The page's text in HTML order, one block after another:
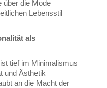
über die Mode
Lebensstil
als
tief im Minimalismus
und Ästhetik
an die Macht der